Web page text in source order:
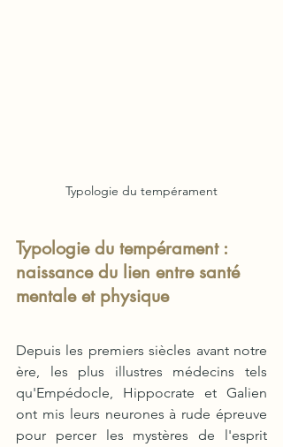
Typologie du tempérament
Typologie du tempérament :
naissance du lien entre santé
mentale et physique
Depuis les premiers siècles avant notre
ère, les plus illustres médecins tels
qu'Empédocle, Hippocrate et Galien
ont mis leurs neurones à rude épreuve
pour percer les mystères de l'esprit